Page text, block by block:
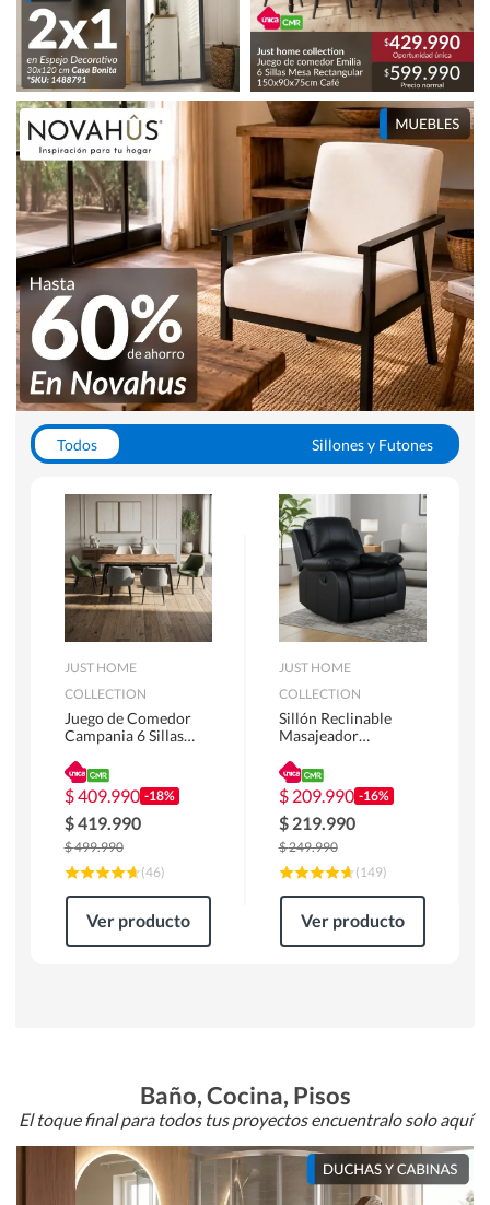
Todos
Sillones y Futones
Escritorios y Sillas PC
Racks y Muebles TV
Alfombras
JUST HOME
COLLECTION
Juego de Comedor
Campania 6 Sillas
180 x 90 x 76 cm
Café
$409.990 -18%
$419.990
$499.990
(46)
Ver producto
JUST HOME
COLLECTION
Sillón Reclinable
Masajeador
Atlanta 91x101x94
cm Negro
$ 209.990 -16%
$ 219.990
$249.990
(149)
Ver producto
Baño, Cocina, Pisos
El toque final para todos tus proyectos encuentralo solo aquí